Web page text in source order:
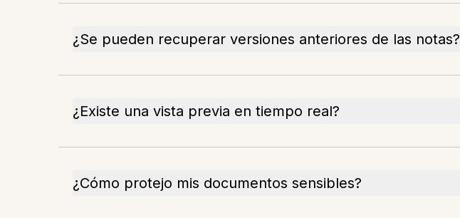
¿Se pueden recuperar versiones anteriores de las notas?
¿Existe una vista previa en tiempo real?
¿Cómo protejo mis documentos sensibles?